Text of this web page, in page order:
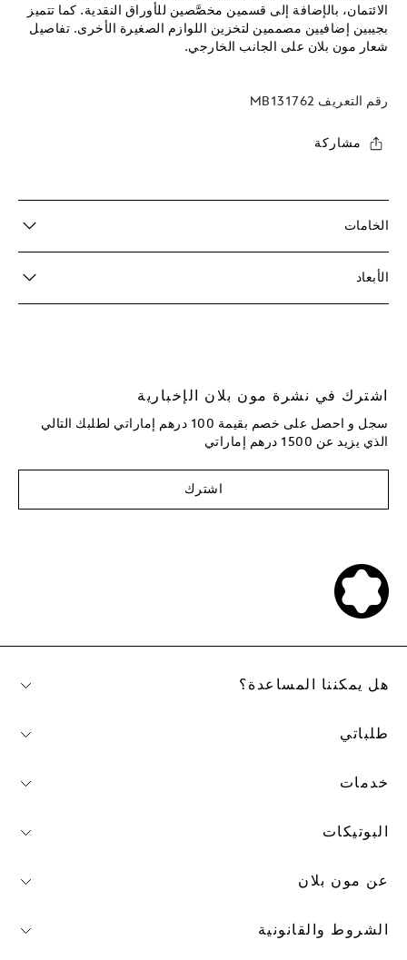
الائتمان، بالإضافة إلى قسمين مخصَّصين للأوراق النقدية. كما تتميز
بجيبين إضافيين مصممين لتخزين اللوازم الصغيرة الأخرى. تفاصيل
شعار مون بلان على الجانب الخارجي.
رقم التعريف MB131762
مشاركة
الخامات
الأبعاد
اشترك في نشرة مون بلان الإخبارية
سجل و احصل على خصم بقيمة 100 درهم إماراتي لطلبك التالي
الذي يزيد عن 1500 درهم إماراتي
اشترك
هل يمكننا المساعدة؟
طلباتي
خدمات
البوتيكات
عن مون بلان
الشروط والقانونية